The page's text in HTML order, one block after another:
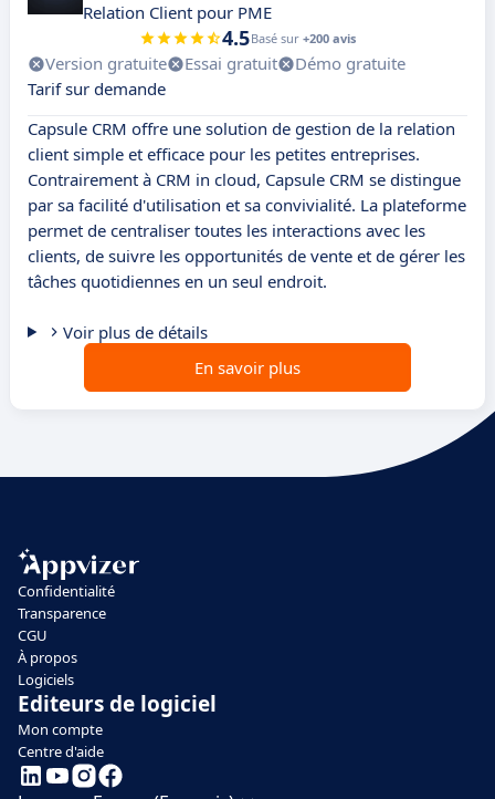
Relation Client pour PME
4.5Basé sur +200 avis
Version gratuite Essai gratuit
Démo gratuite
Tarif sur demande
Capsule CRM offre une solution de gestion de la relation
client simple et efficace pour les petites entreprises.
Contrairement à CRM in cloud, Capsule CRM se distingue
par sa facilité d'utilisation et sa convivialité. La plateforme
permet de centraliser toutes les interactions avec les
clients, de suivre les opportunités de vente et de gérer les
tâches quotidiennes en un seul endroit.
Voir plus de détails
En savoir plus
Confidentialité
Transparence
CGU
À propos
Logiciels
Editeurs de logiciel
Mon compte
Centre d'aide